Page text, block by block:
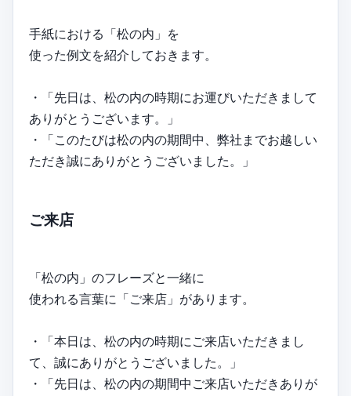
手紙における「松の内」を
使った例文を紹介しておきます。
・「先日は、松の内の時期にお運びいただきまして
ありがとうございます。」
・「このたびは松の内の期間中、弊社までお越しい
ただき誠にありがとうございました。」
ご来店
「松の内」のフレーズと一緒に
使われる言葉に「ご来店」があります。
・「本日は、松の内の時期にご来店いただきまし
て、誠にありがとうございました。」
・「先日は、松の内の期間中ご来店いただきありが